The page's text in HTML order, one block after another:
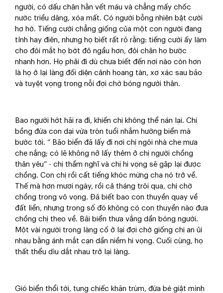
người, có dấu chân hằn vết máu và chẳng mấy chốc
nước triều dâng, xóa mất. Có người bỗng nhiên bật cười
hơ hớ. Tiếng cười chẳng giống của một con người đang
tỉnh hay điên, nhưng họ biết rất rõ rằng: tiếng cười ấy làm
cho đôi mắt họ bớt đỏ ngầu hơn, đôi chân họ bước
nhanh hơn. Họ phải đi dù chưa biết đến nơi nào còn hơn
là họ ở lại làng đối diện cảnh hoang tàn, xơ xác sau bão
và tuyệt vọng trong nỗi đợi chờ bóng người thân.
Bao người hớt hãi ra đi, khiến chị không thể nán lại. Chị
bồng đứa con dại vừa tròn tuổi nhắm hướng biển mà
bước tới. “ Bão biển đã lấy đi nơi chị ngôi nhà che mưa
che nắng; có lẽ không nỡ lấy thêm ở chị người chồng
thân yêu” - chị thầm nghĩ và chị hi vọng sẽ gặp lại được
chồng. Con chị rồi cất tiếng khóc mừng cha nó trở về.
Thế mà hơn mươi ngày, rồi cả tháng trôi qua, chị chờ
chồng trong vô vọng. Đã biết bao con thuyền quay về
đất liền, nhưng trong số đó không có con thuyền nào đưa
chồng chị theo về. Bãi biển thưa vắng dần bóng người.
Một vài người trong làng cố ở lại đợi chờ giống chị an ủi
nhau bằng ánh mắt cạn dần niềm hi vọng. Cuối cùng, họ
thất thểu dìu dắt nhau trở lại làng.
Gió biển thổi tới, tung chiếc khăn trùm, đứa bé giật mình